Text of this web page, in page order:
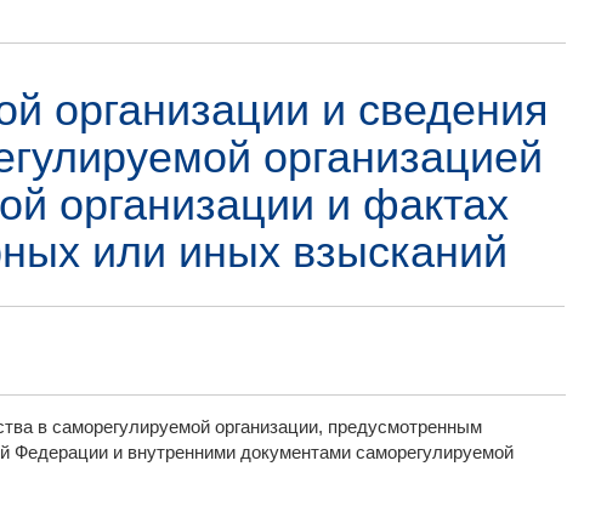
организации и сведения
организацией
организации и фактах
или иных взысканий
в саморегулируемой организации, предусмотренным
Федерации и внутренними документами саморегулируемой